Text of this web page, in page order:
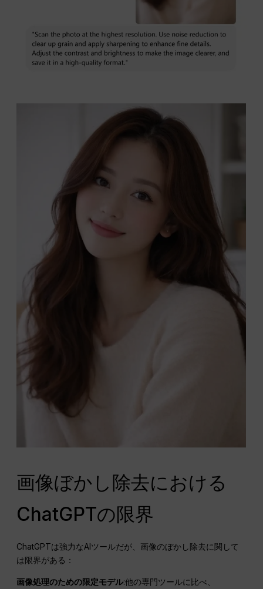
画像ぼかし除去における
ChatGPTの限界
ChatGPTは強力なAIツールだが、画像のぼかし除去に関して
は限界がある：
画像処理のための限定モデル:他の専門ツールに比べ、